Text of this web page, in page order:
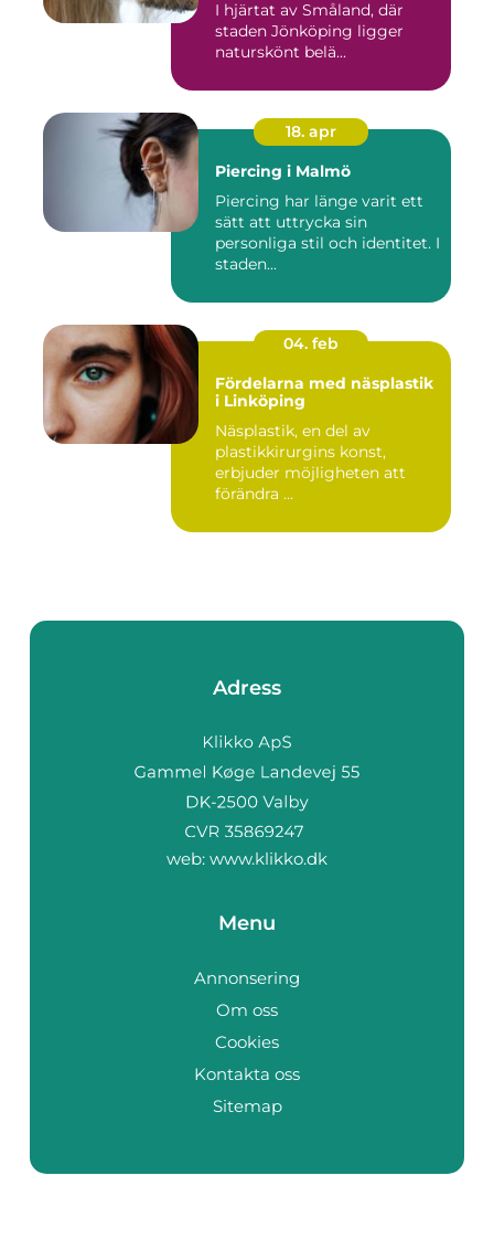
I hjärtat av Småland, där
staden Jönköping ligger
naturskönt belä...
18. apr
Piercing i Malmö
Piercing har länge varit ett
sätt att uttrycka sin
personliga stil och identitet. I
staden...
04. feb
Fördelarna med näsplastik
i Linköping
Näsplastik, en del av
plastikkirurgins konst,
erbjuder möjligheten att
förändra ...
Adress
web: www.klikko.dk
Menu
Annonsering
Om oss
Cookies
Kontakta oss
Sitemap